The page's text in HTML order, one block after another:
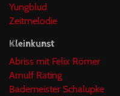
Yungblud
Zeitmelodie
Kleinkunst
Abriss mit Felix Römer
Arnulf Rating
Bademeister Schalupke